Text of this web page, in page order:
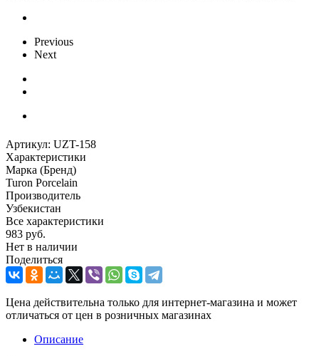
Previous
Next
Артикул: UZT-158
Характеристики
Марка (Бренд)
Turon Porcelain
Производитель
Узбекистан
Все характеристики
983 руб.
Нет в наличии
Поделиться
Цена действительна только для интернет-магазина и может
отличаться от цен в розничных магазинах
Описание